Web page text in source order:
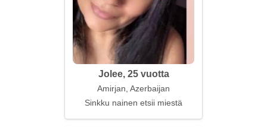
Jolee, 25 vuotta
Amirjan, Azerbaijan
Sinkku nainen etsii miestä